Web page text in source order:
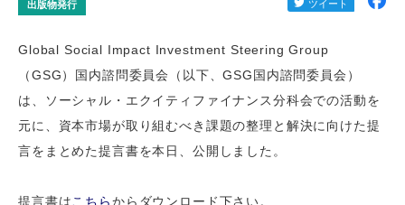
出版物発行
Global Social Impact Investment Steering Group
（GSG）国内諮問委員会（以下、GSG国内諮問委員会）
は、ソーシャル・エクイティファイナンス分科会での活動を
元に、資本市場が取り組むべき課題の整理と解決に向けた提
言をまとめた提言書を本日、公開しました。
提言書はこちらからダウンロード下さい。